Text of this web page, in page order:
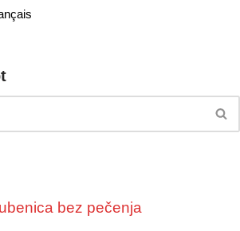
bez pečenja